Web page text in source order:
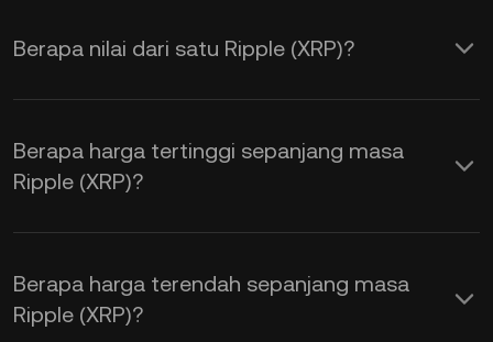
Berapa nilai dari satu Ripple (XRP)?
KuCoin menyediakan pembaruan harga
AUD secara real time untuk Ripple
(XRP). Harga Ripple dipengaruhi oleh
KuCoin untuk memperoleh kurs
pertukaran
Berapa harga tertinggi sepanjang masa
Ripple (XRP)?
Berapa harga terendah sepanjang masa
Ripple (XRP)?